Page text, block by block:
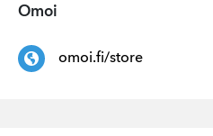
Omoi
omoi.fi/store